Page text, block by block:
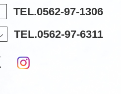
TEL.0562-97-1306
TEL.0562-97-6311